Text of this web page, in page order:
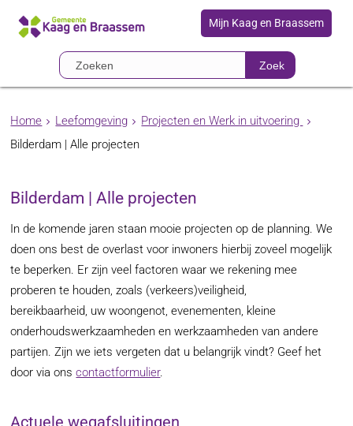
Mijn Kaag en Braassem
Zoek
Home Leefomgeving
Projecten en Werk in uitvoering
Bilderdam | Alle projecten
Bilderdam | Alle projecten
In de komende jaren staan mooie projecten op de planning. We
doen ons best de overlast voor inwoners hierbij zoveel mogelijk
te beperken. Er zijn veel factoren waar we rekening mee
proberen te houden, zoals (verkeers)veiligheid,
bereikbaarheid, uw woongenot, evenementen, kleine
onderhoudswerkzaamheden en werkzaamheden van andere
partijen. Zijn we iets vergeten dat u belangrijk vindt? Geef het
door via onscontactformulier.